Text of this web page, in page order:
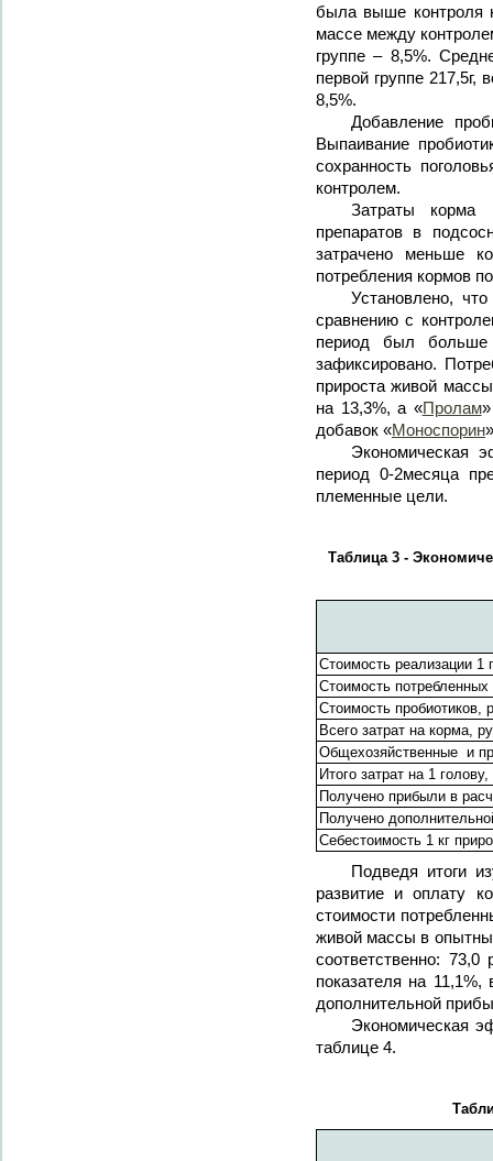
была выше контроля
массе между
группе – 8,5%.
первой группе 217,5г,
8,5%.
Добавление
Выпаивание
сохранность
контролем.
Затраты корма
препаратов в
затрачено меньше
потребления кормов
Установлено,
сравнению с
период был
зафиксировано.
прироста живой
на 13,3%, а «Пролам
добавок «Моноспорин
Экономическая
период 0-2месяца
племенные цели.
Таблица 3 -
Стоимость реализации 1
Стоимость
Стоимость пробиотиков,
Всего затрат на корма,
Общехозяйственные и
Итого затрат на 1
Получено прибыли в
Получено
Себестоимость 1 кг
Подведя итоги
развитие и оплату
стоимости
живой массы в
соответственно:
показателя на
дополнительной
Экономическая
таблице 4.